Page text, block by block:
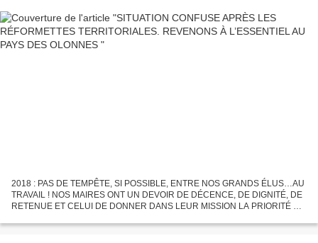
2018 : PAS DE TEMPÊTE, SI POSSIBLE, ENTRE NOS GRANDS ÉLUS…AU
TRAVAIL ! NOS MAIRES ONT UN DEVOIR DE DÉCENCE, DE DIGNITÉ, DE
RETENUE ET CELUI DE DONNER DANS LEUR MISSION LA PRIORITÉ À
pour...